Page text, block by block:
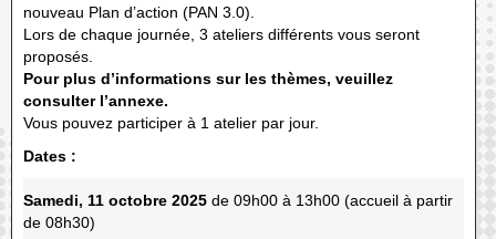
nouveau Plan d’action (PAN 3.0).
Lors de chaque journée, 3 ateliers différents vous seront
proposés.
Pour plus d’informations sur les thèmes, veuillez
consulter l’annexe.
Vous pouvez participer à 1 atelier par jour.
Dates :
Samedi, 11 octobre 2025 de 09h00 à 13h00 (accueil à partir
de 08h30)